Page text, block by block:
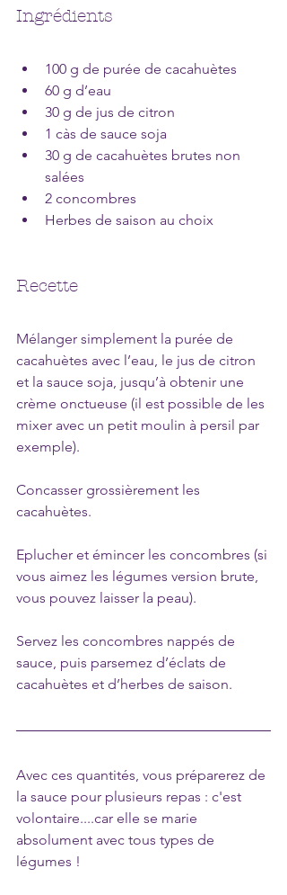
Ingrédients
100 g de purée de cacahuètes
60 g d’eau
30 g de jus de citron
1 càs de sauce soja
30 g de cacahuètes brutes non
salées
2 concombres
Herbes de saison au choix
Recette
Mélanger simplement la purée de
cacahuètes avec l’eau, le jus de citron
et la sauce soja, jusqu’à obtenir une
crème onctueuse (il est possible de les
mixer avec un petit moulin à persil par
exemple).
Concasser grossièrement les
cacahuètes.
Eplucher et émincer les concombres (si
vous aimez les légumes version brute,
vous pouvez laisser la peau).
Servez les concombres nappés de
sauce, puis parsemez d’éclats de
cacahuètes et d’herbes de saison.
Avec ces quantités, vous préparerez de
la sauce pour plusieurs repas : c'est
volontaire....car elle se marie
absolument avec tous types de
légumes !